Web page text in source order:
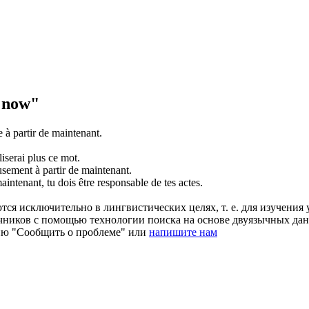
à partirde maintenant.
plus ce mot.
à partirde maintenant.
, tu dois être responsable de tes actes.
исключительно в лингвистических целях, т. е. для
с помощью технологии поиска на основе двуязычных
"Сообщить о проблеме" или напишите нам